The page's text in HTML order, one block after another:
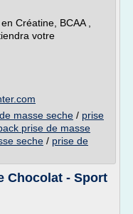
Créatine, BCAA ,
votre
masse seche / prise
prise de masse
seche / prise de
Chocolat - Sport